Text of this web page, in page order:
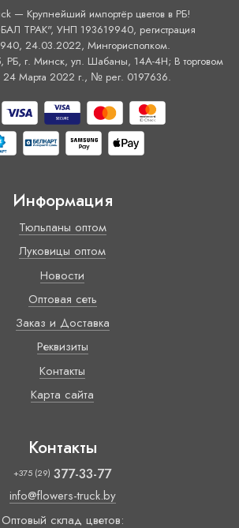
— Крупнейший импортёр цветов в РБ!
ТРАК", УНП 193619940, регистрация
24.03.2022, Мингорисполком.
г. Минск, ул. Шабаны, 14А-4H; В торговом
24 Марта 2022 г., № рег. 0197636.
Информация
Тюльпаны оптом
Луковицы оптом
Новости
Оптовая сеть
Заказ и Доставка
Реквизиты
Контакты
Карта сайта
Контакты
+375 (29) 377-33-77
info@flowers-truck.by
Оптовый склад цветов: